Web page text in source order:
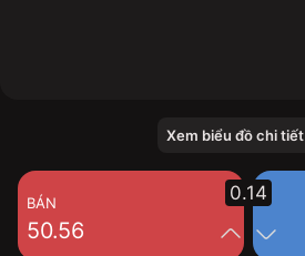
Xem biểu đồ chi tiết
BÁN
50.56
0.14